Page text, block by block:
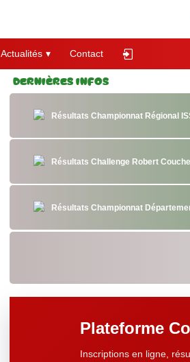
Actualités Contact
Dernières Infos
Résultats Championnat Régional
Résultats Challenge Robert
Résultats Championnat
Plateforme
Inscriptions en ligne,